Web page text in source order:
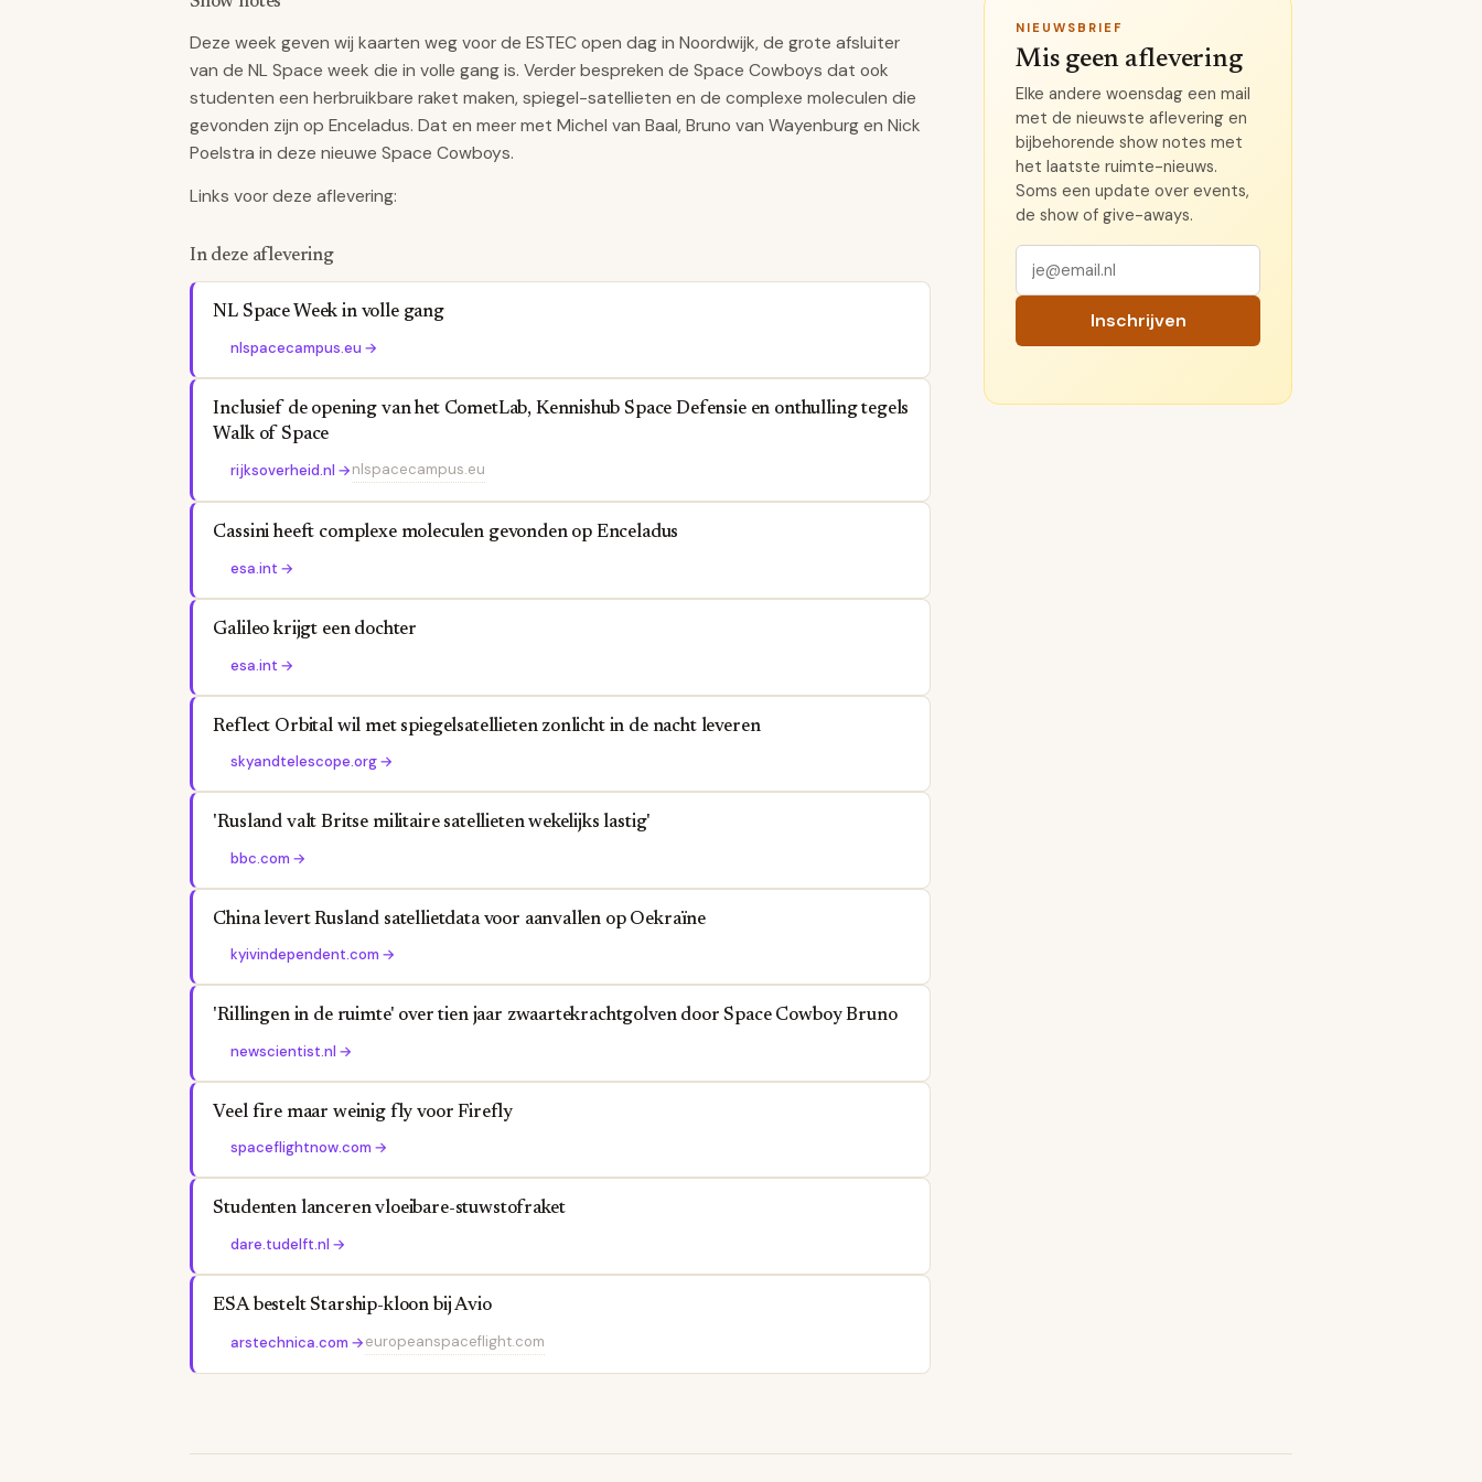
Deze week geven wij kaarten weg voor de ESTEC open dag in Noordwijk, de grote afsluiter
van de NL Space week die in volle gang is. Verder bespreken de Space Cowboys dat ook
studenten een herbruikbare raket maken, spiegel-satellieten en de complexe moleculen die
gevonden zijn op Enceladus. Dat en meer met Michel van Baal, Bruno van Wayenburg en Nick
Poelstra in deze nieuwe Space Cowboys.
Links voor deze aflevering:
In deze aflevering
NL Space Week in volle gang
nlspacecampus.eu →
Inclusief de opening van het CometLab, Kennishub Space Defensie en onthulling tegels
Walk of Space
rijksoverheid.nl →nlspacecampus.eu
Cassini heeft complexe moleculen gevonden op Enceladus
esa.int →
Galileo krijgt een dochter
esa.int →
Reflect Orbital wil met spiegelsatellieten zonlicht in de nacht leveren
skyandtelescope.org→
'Rusland valt Britse militaire satellieten wekelijks lastig'
bbc.com →
China levert Rusland satellietdata voor aanvallen op Oekraïne
kyivindependent.com →
'Rillingen in de ruimte' over tien jaar zwaartekrachtgolven door Space Cowboy Bruno
newscientist.nl →
Veel fire maar weinig fly voor Firefly
spaceflightnow.com →
Studenten lanceren vloeibare-stuwstofraket
dare.tudelft.nl →
ESA bestelt Starship-kloon bij Avio
arstechnica.com →europeanspaceflight.com
NIEUWSBRIEF
Mis geen aflevering
Elke andere woensdag een mail
met de nieuwste aflevering en
bijbehorende show notes met
het laatste ruimte-nieuws.
Soms een update over events,
de show of give-aways.
Inschrijven